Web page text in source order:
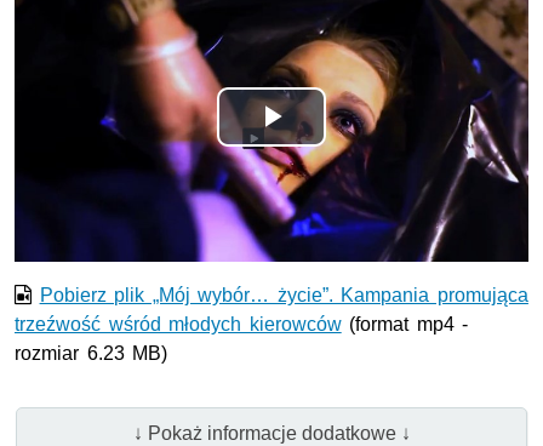
Odtwórz
wideo
Pobierz plik „Mój wybór… życie”. Kampania promująca
trzeźwość wśród młodych kierowców(format mp4 -
rozmiar 6.23 MB)
↓ Pokaż informacje dodatkowe ↓